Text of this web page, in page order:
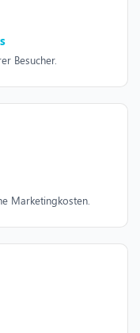
Besucher.
Marketingkosten.